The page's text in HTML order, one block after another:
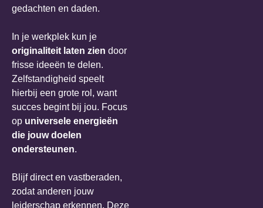
gedachten en daden.
In je werkplek kun je
originaliteit laten zien door
frisse ideeën te delen.
Zelfstandigheid speelt
hierbij een grote rol, want
succes begint bij jou. Focus
op universele energieën
die jouw doelen
ondersteunen.
Blijf direct en vastberaden,
zodat anderen jouw
leiderschap erkennen. Deze